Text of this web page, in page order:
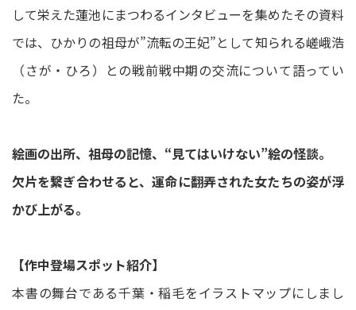
して栄えた蓮池にまつわるインタビューを集めたその資料
では、ひかりの祖母が”流転の王妃”として知られる嵯峨浩
（さが・ひろ）との戦前戦中期の交流について語ってい
た。
絵画の出所、祖母の記憶、“見てはいけない”絵の怪談。
欠片を繋ぎ合わせると、運命に翻弄された女たちの姿が浮
かび上がる。
【作中登場スポット紹介】
本書の舞台である千葉・稲毛をイラストマップにしまし